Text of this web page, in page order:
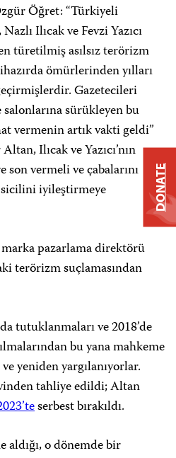
Öğret: “Türkiyeli
Ilıcak ve Fevzi Yazıcı
türetilmiş asılsız terörizm
ömürlerinden yılları
Gazetecileri
sürükleyen bu
vermenin artık vakti geldi”
Ilıcak ve Yazıcı’nın
vermeli ve çabalarını
iyileştirmeye
pazarlama direktörü
terörizm suçlamasından
tutuklanmaları ve 2018’de
bu yana mahkeme
yeniden yargılanıyorlar.
tahliye edildi; Altan
serbest bırakıldı.
aldığı, o dönemde bir
DONATE